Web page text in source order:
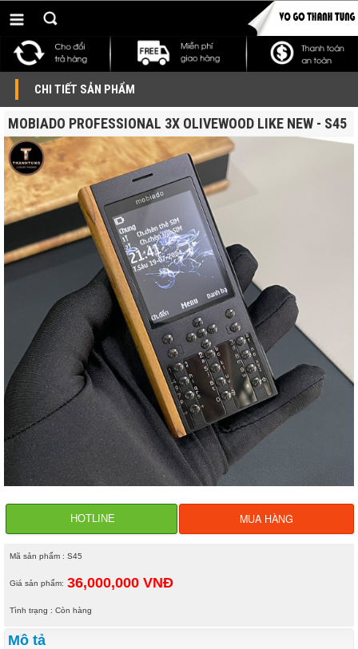
CHI TIẾT SẢN PHẨM
MOBIADO PROFESSIONAL 3X OLIVEWOOD LIKE NEW - S45
HOTLINE MUA HÀNG
Mã sản phẩm : S45
Giá sản phẩm: 36,000,000 VNĐ
Tình trạng : Còn hàng
Mô tả